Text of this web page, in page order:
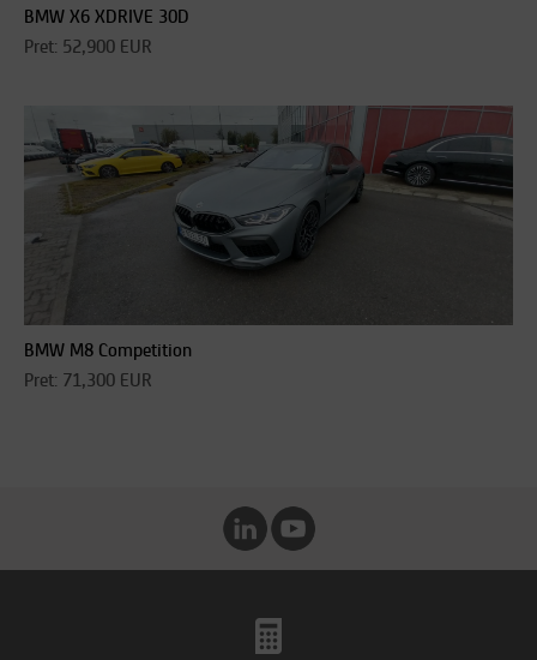
BMW X6 XDRIVE 30D
Pret: 52,900 EUR
BMW M8 Competition
Pret: 71,300 EUR